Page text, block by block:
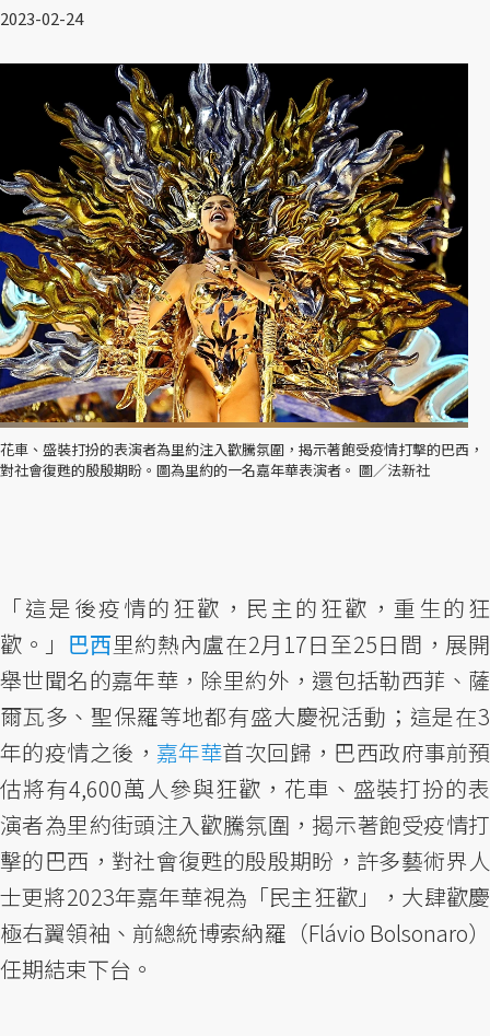
2023-02-24
花車、盛裝打扮的表演者為里約注入歡騰氛圍，揭示著飽受疫情打擊的巴西，
對社會復甦的殷殷期盼。圖為里約的一名嘉年華表演者。 圖／法新社
「這是後疫情的狂歡，民主的狂歡，重生的狂
歡。」 巴西里約熱內盧在2月17日至25日間，展開
舉世聞名的嘉年華，除里約外，還包括勒西菲、薩
爾瓦多、聖保羅等地都有盛大慶祝活動；這是在3
年的疫情之後， 嘉年華首次回歸，巴西政府事前預
估將有4,600萬人參與狂歡，花車、盛裝打扮的表
演者為里約街頭注入歡騰氛圍，揭示著飽受疫情打
擊的巴西，對社會復甦的殷殷期盼，許多藝術界人
士更將2023年嘉年華視為「民主狂歡」，大肆歡慶
極右翼領袖、前總統博索納羅（Flávio Bolsonaro）
任期結束下台。